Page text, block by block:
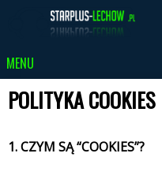
MENU
POLITYKA COOKIES
1. CZYM SĄ “COOKIES”?